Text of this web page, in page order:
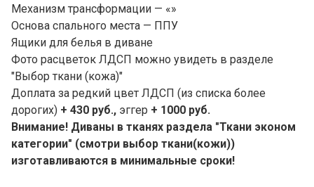
Механизм трансформации — «»
Основа спального места — ППУ
Ящики для белья в диване
Фото расцветок ЛДСП можно увидеть в разделе
"Выбор ткани (кожа)"
Доплата за редкий цвет ЛДСП (из списка более
дорогих) + 430 руб., эггер + 1000 руб.
Внимание! Диваны в тканях раздела "Ткани эконом
категории" (смотри выбор ткани(кожи))
изготавливаются в минимальные сроки!